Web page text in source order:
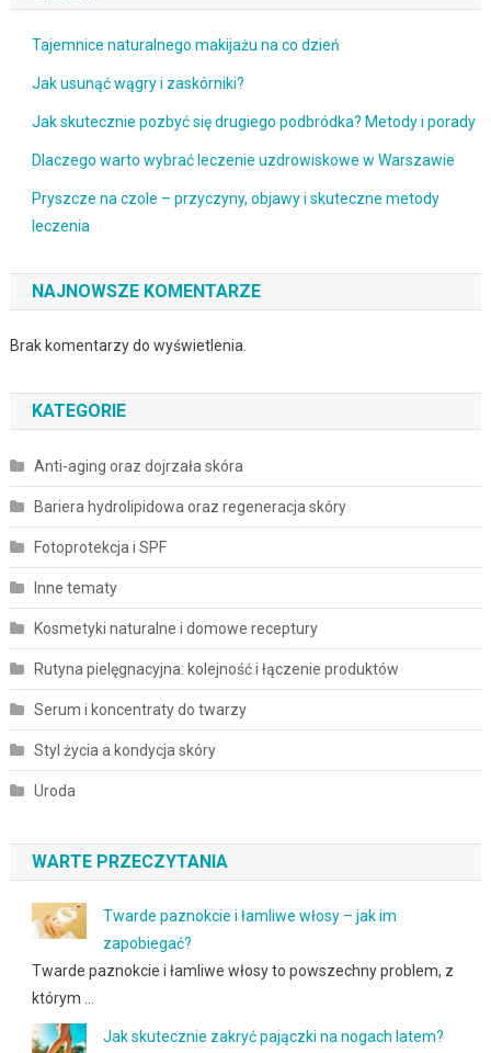
Tajemnice naturalnego makijażu na co dzień
Jak usunąć wągry i zaskórniki?
Jak skutecznie pozbyć się drugiego podbródka? Metody i porady
Dlaczego warto wybrać leczenie uzdrowiskowe w Warszawie
Pryszcze na czole – przyczyny, objawy i skuteczne metody
leczenia
NAJNOWSZE KOMENTARZE
Brak komentarzy do wyświetlenia.
KATEGORIE
Anti-aging oraz dojrzała skóra
Bariera hydrolipidowa oraz regeneracja skóry
Fotoprotekcja i SPF
Inne tematy
Kosmetyki naturalne i domowe receptury
Rutyna pielęgnacyjna: kolejność i łączenie produktów
Serum i koncentraty do twarzy
Styl życia a kondycja skóry
Uroda
WARTE PRZECZYTANIA
Twarde paznokcie i łamliwe włosy – jak im
zapobiegać?
Twarde paznokcie i łamliwe włosy to powszechny problem, z
którym …
Jak skutecznie zakryć pajączki na nogach latem?